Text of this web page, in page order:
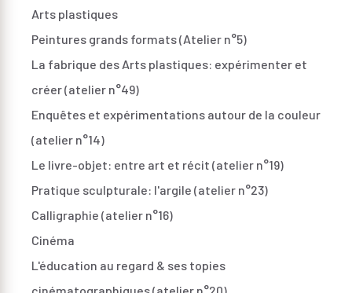
Arts plastiques
Peintures grands formats (Atelier n°5)
La fabrique des Arts plastiques: expérimenter et
créer (atelier n°49)
Enquêtes et expérimentations autour de la couleur
(atelier n°14)
Le livre-objet: entre art et récit (atelier n°19)
Pratique sculpturale: l'argile (atelier n°23)
Calligraphie (atelier n°16)
Cinéma
L'éducation au regard & ses topies